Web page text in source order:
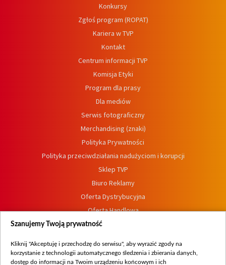
Konkursy
Zgłoś program (ROPAT)
Kariera w TVP
Kontakt
Centrum informacji TVP
Komisja Etyki
Program dla prasy
Dla mediów
Serwis fotograficzny
Merchandising (znaki)
Polityka Prywatności
Polityka przeciwdziałania nadużyciom i korupcji
Sklep TVP
Biuro Reklamy
Oferta Dystrybucyjna
Oferta Handlowa
Dostępność
Procedura zgłoszeń wewnętrznych
Szanujemy Twoją prywatność
Kliknij "Akceptuję i przechodzę do serwisu", aby wyrazić zgody na
korzystanie z technologii automatycznego śledzenia i zbierania danych,
dostęp do informacji na Twoim urządzeniu końcowym i ich